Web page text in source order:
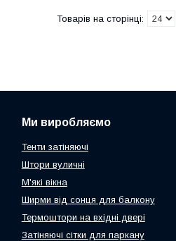
Ми виробляємо
Тенти затіняючі
Штори вуличні
М'які вікна
Ширми від сонця для балкону
Термоштори на вхідні двері
Затіняючі сітки для паркану